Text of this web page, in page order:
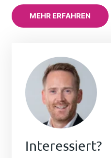
MEHR ERFAHREN
Interessiert?